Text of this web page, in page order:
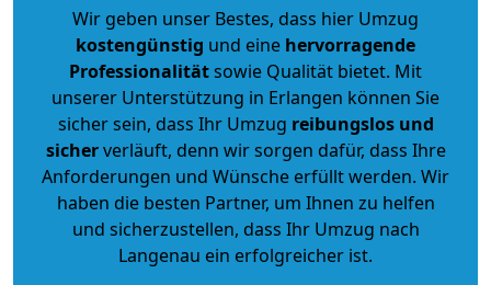
Wir geben unser Bestes, dass hier Umzug
kostengünstig und eine hervorragende
Professionalitätsowie Qualität bietet. Mit
unserer Unterstützung in Erlangen können Sie
sicher sein, dass Ihr Umzug reibungslos und
sicherverläuft, denn wir sorgen dafür, dass Ihre
Anforderungen und Wünsche erfüllt werden. Wir
haben die besten Partner, um Ihnen zu helfen
und sicherzustellen, dass Ihr Umzug nach
Langenau ein erfolgreicher ist.